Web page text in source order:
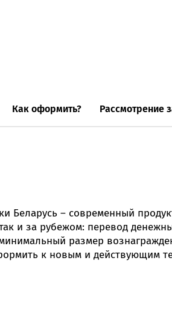
Как оформить? Рассмотрение
Беларусь – современный
и за рубежом: перевод
размер
к новым и действующим